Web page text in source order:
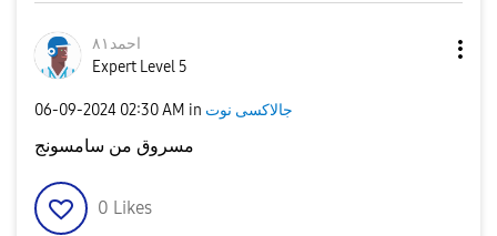
احمد٨١
Expert Level 5
‎06-09-2024 02:30 AM in جالاكسى نوت
مسروق من سامسونج
0 Likes